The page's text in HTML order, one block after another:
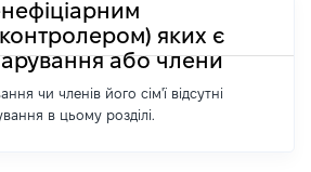
яких є
або члени
чи членів його сім'ї відсутні
в цьому розділі.